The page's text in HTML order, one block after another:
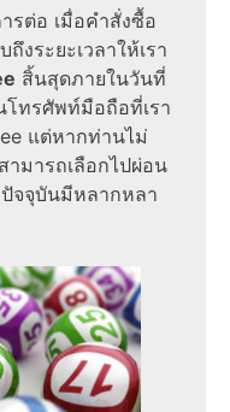
รต่อ เมื่อคำสั่งซื้อ
งระยะเวลาให้เรา
สิ้นสุดภายในวันที่
โทรศัพท์มือถือที่เรา
แต่หากท่านไม่
ามารถเลือกไปผ่อน
จจุบันมีหลากหลา